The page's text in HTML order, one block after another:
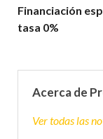
Financiación
tasa 0%
Acerca de
Ver todas las